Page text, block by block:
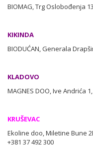
BIOMAG, Trg Oslobođenja
KIKINDA
BIODUĆAN, Generala
KLADOVO
MAGNES DOO, Ive Andrića
KRUŠEVAC
Ekoline doo, Miletine Bune
+381 37 492 300